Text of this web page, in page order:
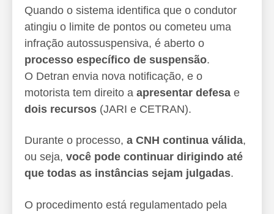
Quando o sistema identifica que o condutor
atingiu o limite de pontos ou cometeu uma
infração autossuspensiva, é aberto o
processo específico de suspensão.
O Detran envia nova notificação, e o
motorista tem direito a apresentar defesa e
dois recursos (JARI e CETRAN).
Durante o processo, a CNH continua válida,
ou seja, você pode continuar dirigindo até
que todas as instâncias sejam julgadas.
O procedimento está regulamentado pela